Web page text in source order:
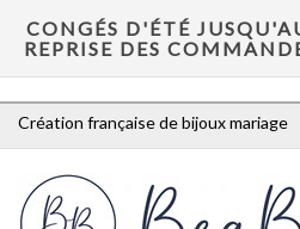
CONGÉS D'ÉTÉ
REPRISE DES
Création française de bijoux mariage